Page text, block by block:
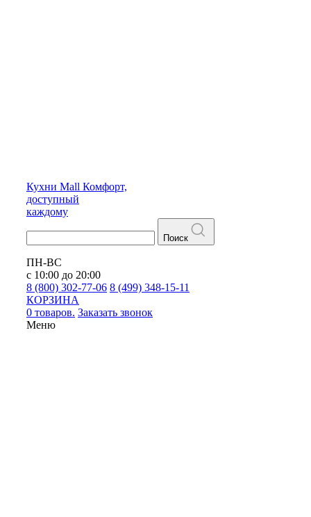
Кухни Mall Комфорт,
доступный
каждому
Поиск
ПН-ВС
с 10:00 до 20:00
8 (800) 302-77-06 8 (499) 348-15-11
КОРЗИНА
0 товаров. Заказать звонок
Меню